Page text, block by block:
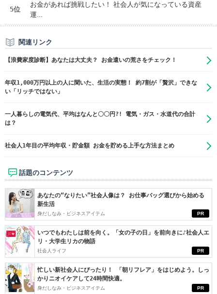
5位
お金があれば挑戦したい！ 社会人が気になっている資産
運...
関連リンク
【浪費家度診断】あなたは大丈夫？ お金遣いの荒さをチェック！
年収1,000万円以上の人に聞いた、生活の実態！ 約7割が「贅沢」できな
い「リッチではない」
一人暮らしの電気代、平均はなんと〇〇円?! 電気・ガス・水道代の合計
は？
社会人1年目の平均年収・貯金額 お金を貯める上手な方法まとめ
話題のコンテンツ
PR
あなたの“なりたい”社会人像は？ お仕事バッグ選びから始める
新生活
身だしなみ・ビジネスアイテム
PR
いつでもわたしは前を向く。「女の子の日」を前向きに♪社会人エ
リ・大学生リカの物語
社会人ライフ
PR
忙しい新社会人にぴったり！ 「朝リフレア」をはじめよう。しっ
かりニオイケアして24時間快適。
身だしなみ・ビジネスアイテム